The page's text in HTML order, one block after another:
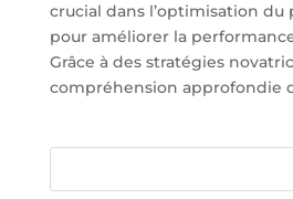
crucial dans l’optimisation du
pour améliorer la
Grâce à des stratégies
compréhension approfondie